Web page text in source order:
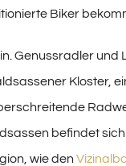
Biker
Genussradler und
Kloster,
befindet
wie den